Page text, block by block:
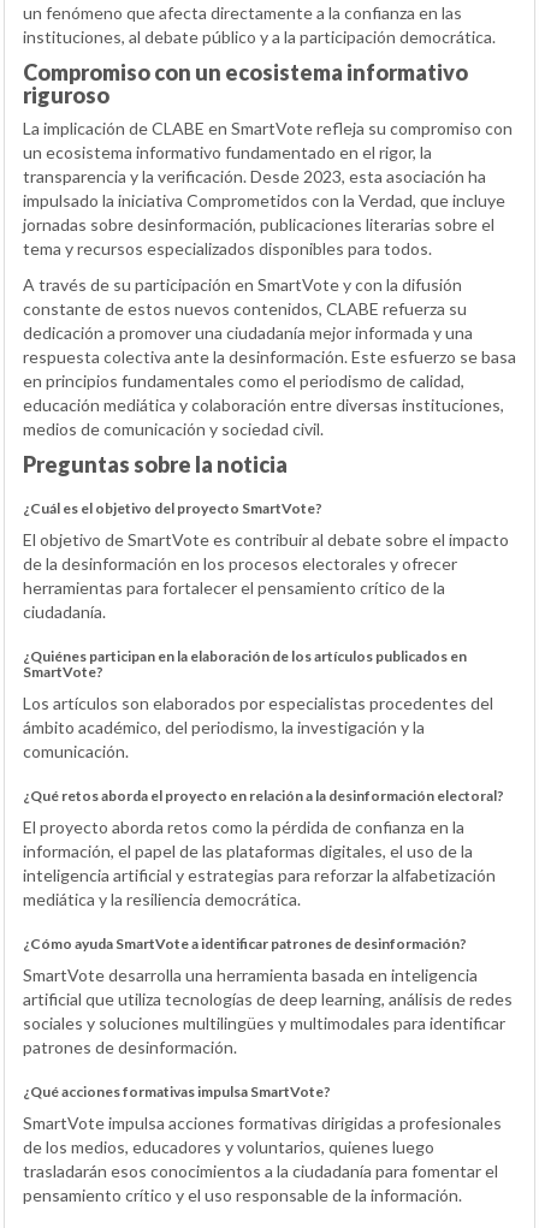
un fenómeno que afecta directamente a la confianza en las
instituciones, al debate público y a la participación democrática.
Compromiso con un ecosistema informativo
riguroso
La implicación de CLABE en SmartVote refleja su compromiso con
un ecosistema informativo fundamentado en el rigor, la
transparencia y la verificación. Desde 2023, esta asociación ha
impulsado la iniciativa Comprometidos con la Verdad, que incluye
jornadas sobre desinformación, publicaciones literarias sobre el
tema y recursos especializados disponibles para todos.
A través de su participación en SmartVote y con la difusión
constante de estos nuevos contenidos, CLABE refuerza su
dedicación a promover una ciudadanía mejor informada y una
respuesta colectiva ante la desinformación. Este esfuerzo se basa
en principios fundamentales como el periodismo de calidad,
educación mediática y colaboración entre diversas instituciones,
medios de comunicación y sociedad civil.
Preguntas sobre la noticia
¿Cuál es el objetivo del proyecto SmartVote?
El objetivo de SmartVote es contribuir al debate sobre el impacto
de la desinformación en los procesos electorales y ofrecer
herramientas para fortalecer el pensamiento crítico de la
ciudadanía.
¿Quiénes participan en la elaboración de los artículos publicados en
SmartVote?
Los artículos son elaborados por especialistas procedentes del
ámbito académico, del periodismo, la investigación y la
comunicación.
¿Qué retos aborda el proyecto en relación a la desinformación electoral?
El proyecto aborda retos como la pérdida de confianza en la
información, el papel de las plataformas digitales, el uso de la
inteligencia artificial y estrategias para reforzar la alfabetización
mediática y la resiliencia democrática.
¿Cómo ayuda SmartVote a identificar patrones de desinformación?
SmartVote desarrolla una herramienta basada en inteligencia
artificial que utiliza tecnologías de deep learning, análisis de redes
sociales y soluciones multilingües y multimodales para identificar
patrones de desinformación.
¿Qué acciones formativas impulsa SmartVote?
SmartVote impulsa acciones formativas dirigidas a profesionales
de los medios, educadores y voluntarios, quienes luego
trasladarán esos conocimientos a la ciudadanía para fomentar el
pensamiento crítico y el uso responsable de la información.